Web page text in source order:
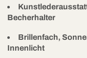
Becherhalter
Brillenfach,
Innenlicht